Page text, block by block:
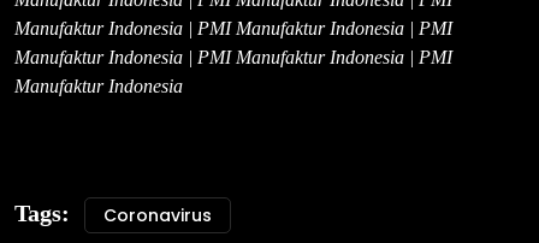
Manufaktur Indonesia | PMI Manufaktur Indonesia | PMI
Manufaktur Indonesia | PMI Manufaktur Indonesia | PMI
Manufaktur Indonesia
Tags:
Coronavirus